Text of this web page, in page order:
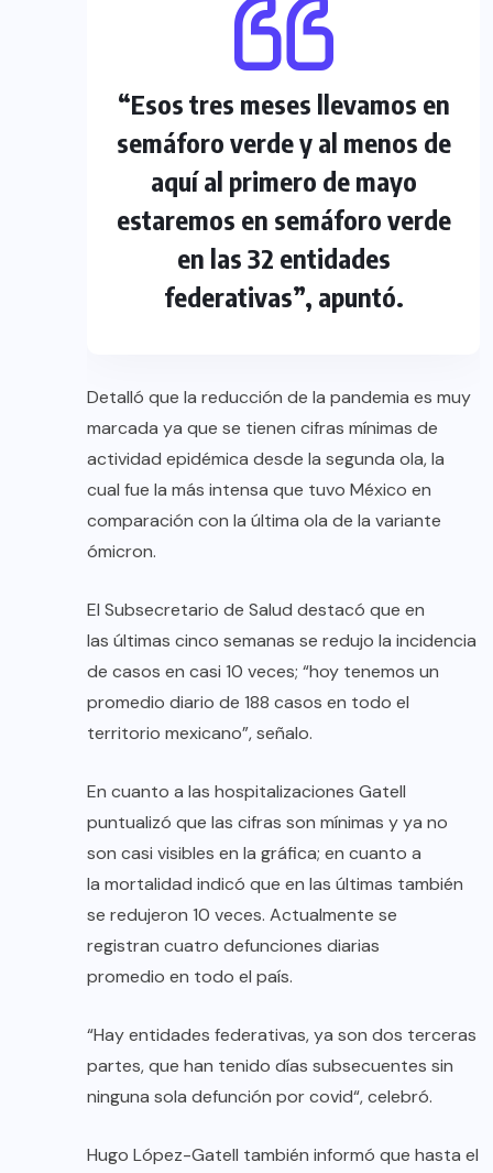
“Esos tres meses llevamos en
semáforo verde y al menos de
aquí al primero de mayo
estaremos en semáforo verde
en las 32 entidades
federativas”, apuntó.
Detalló que la reducción de la pandemia es muy
marcada ya que se tienen cifras mínimas de
actividad epidémica desde la segunda ola, la
cual fue la más intensa que tuvo México en
comparación con la última ola de la variante
ómicron.
El Subsecretario de Salud destacó que en
las últimas cinco semanas se redujo la incidencia
de casos en casi 10 veces; “hoy tenemos un
promedio diario de 188 casos en todo el
territorio mexicano”, señalo.
En cuanto a las hospitalizaciones Gatell
puntualizó que las cifras son mínimas y ya no
son casi visibles en la gráfica; en cuanto a
la mortalidad indicó que en las últimas también
se redujeron 10 veces. Actualmente se
registran cuatro defunciones diarias
promedio en todo el país.
“Hay entidades federativas, ya son dos terceras
partes, que han tenido días subsecuentes sin
ninguna sola defunción por covid“, celebró.
Hugo López-Gatell también informó que hasta el